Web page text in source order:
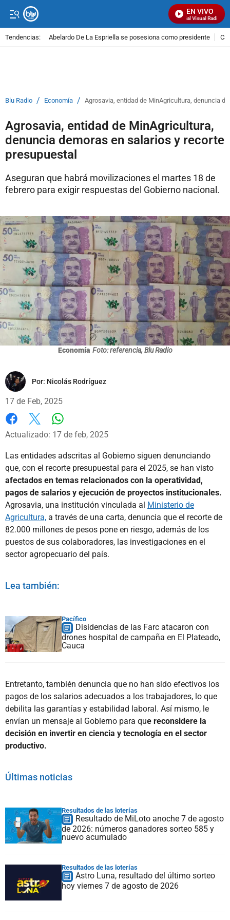
EN VIVO
Señal Visual Radio
Tendencias: Abelardo De La Espriella se posesiona como presidente
Blu Radio / Economía / Agrosavia, entidad de MinAgricultura, denuncia
Agrosavia, entidad de MinAgricultura,
denuncia demoras en salarios y recorte
presupuestal
Aseguran que habrá movilizaciones el martes 18 de
febrero para exigir respuestas del Gobierno nacional.
Economía Foto: referencia, Blu Radio
Por: Nicolás Rodríguez
17 de Feb, 2025
Facebook
X
Actualizado: 17 de feb, 2025
Las entidades adscritas al Gobierno siguen denunciando
que, con el recorte presupuestal para el 2025, se han visto
afectados en temas relacionados con la operatividad,
pagos de salarios y ejecución de proyectos institucionales.
Agrosavia, una institución vinculada al Ministerio de
Agricultura, a través de una carta, denuncia que el recorte de
82.000 millones de pesos pone en riesgo, además de los
puestos de sus colaboradores, las investigaciones en el
sector agropecuario del país.
Lea también:
Pacífico
Disidencias de las Farc atacaron con
drones hospital de campaña en El Plateado,
Cauca
Entretanto, también denuncia que no han sido efectivos los
pagos de los salarios adecuados a los trabajadores, lo que
debilita las garantías y estabilidad laboral. Así mismo, le
envían un mensaje al Gobierno para que reconsidere la
decisión en invertir en ciencia y tecnología en el sector
productivo.
Últimas noticias
Resultados de las loterías
Resultado de MiLoto anoche 7 de agosto
de 2026: números ganadores sorteo 585 y
nuevo acumulado
Resultados de las loterías
Astro Luna, resultado del último sorteo
hoy viernes 7 de agosto de 2026